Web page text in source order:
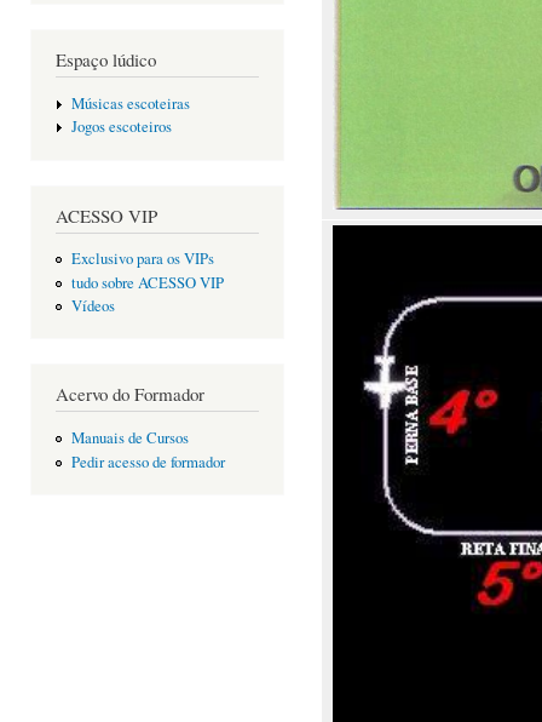
Espaço lúdico
Músicas escoteiras
Jogos escoteiros
ACESSO VIP
Exclusivo para os VIPs
tudo sobre ACESSO VIP
Vídeos
Acervo do Formador
Manuais de Cursos
Pedir acesso de formador